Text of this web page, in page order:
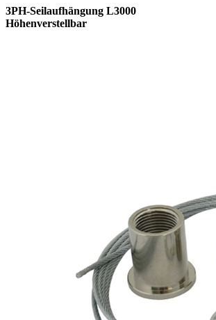
3PH-Seilaufhängung L3000
Höhenverstellbar